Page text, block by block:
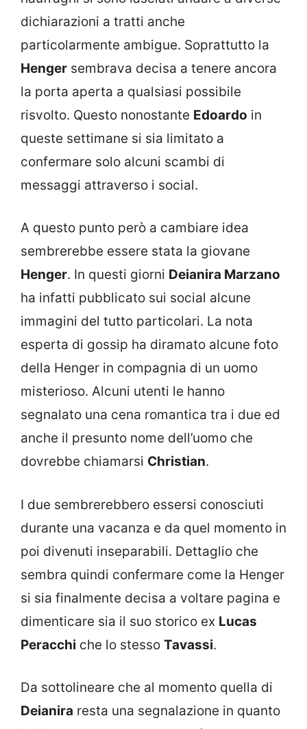
dichiarazioni a tratti anche
particolarmente ambigue. Soprattutto la
Henger sembrava decisa a tenere ancora
la porta aperta a qualsiasi possibile
risvolto. Questo nonostante Edoardo in
queste settimane si sia limitato a
confermare solo alcuni scambi di
messaggi attraverso i social.
A questo punto però a cambiare idea
sembrerebbe essere stata la giovane
Henger. In questi giorni Deianira Marzano
ha infatti pubblicato sui social alcune
immagini del tutto particolari. La nota
esperta di gossip ha diramato alcune foto
della Henger in compagnia di un uomo
misterioso. Alcuni utenti le hanno
segnalato una cena romantica tra i due ed
anche il presunto nome dell’uomo che
dovrebbe chiamarsi Christian.
I due sembrerebbero essersi conosciuti
durante una vacanza e da quel momento in
poi divenuti inseparabili. Dettaglio che
sembra quindi confermare come la Henger
si sia finalmente decisa a voltare pagina e
dimenticare sia il suo storico ex Lucas
Peracchi che lo stesso Tavassi.
Da sottolineare che al momento quella di
Deianira resta una segnalazione in quanto